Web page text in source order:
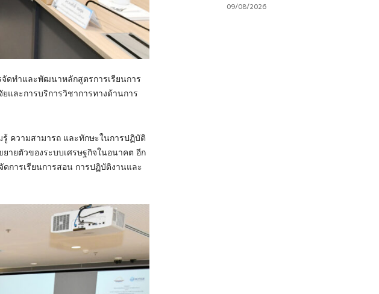
ดทำและพัฒนาหลักสูตรการเรียนการ
และการบริการวิชาการทางด้านการ
ความสามารถ และทักษะในการปฏิบัติ
ายตัวของระบบเศรษฐกิจในอนาคต อีก
การเรียนการสอน การปฏิบัติงานและ
09/08/2026